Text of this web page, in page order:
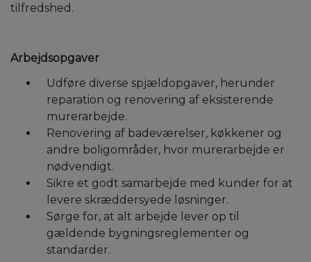
tilfredshed.
Arbejdsopgaver
Udføre diverse spjældopgaver, herunder
reparation og renovering af eksisterende
murerarbejde.
Renovering af badeværelser, køkkener og
andre boligområder, hvor murerarbejde er
nødvendigt.
Sikre et godt samarbejde med kunder for at
levere skræddersyede løsninger.
Sørge for, at alt arbejde lever op til
gældende bygningsreglementer og
standarder.